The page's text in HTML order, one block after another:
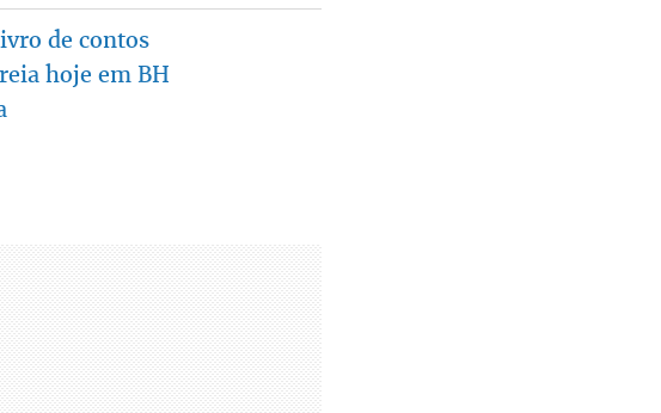
de contos
hoje em BH